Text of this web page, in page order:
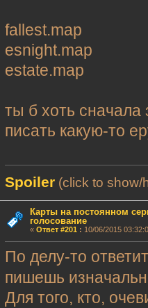
fallest.map
esnight.map
estate.map
ты б хоть сначала
писать какую-то
Spoiler (click to show/
Карты на постоянном
голосование
« Ответ #201 : 10/06/2015
По делу-то
пишешь
Для того, кто,